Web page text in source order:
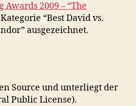
Awards 2009 – “The
“Best David vs.
ausgezeichnet.
Source und unterliegt der
Public License).